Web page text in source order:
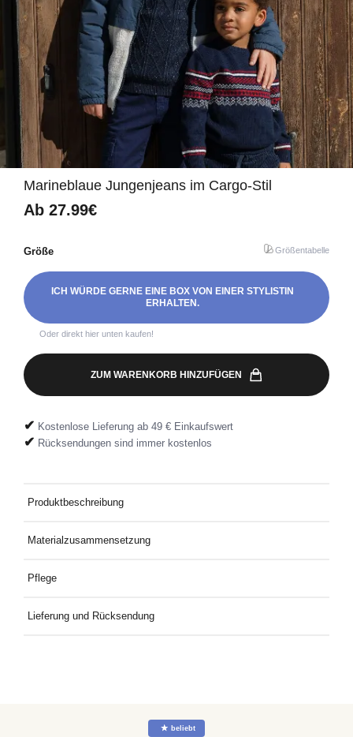
Marineblaue Jungenjeans im Cargo-Stil
Ab 27.99€
Größe Größentabelle
ICH WÜRDE GERNE EINE BOX VON EINER STYLISTIN
ERHALTEN.
Oder direkt hier unten kaufen!
ZUM WARENKORB HINZUFÜGEN
✔ Kostenlose Lieferung ab 49 € Einkaufswert
✔ Rücksendungen sind immer kostenlos
Produktbeschreibung
Materialzusammensetzung
Pflege
Lieferung und Rücksendung
☆ beliebt